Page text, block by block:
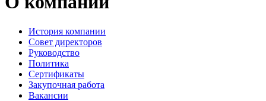
История компании
Совет директоров
Руководство
Политика
Сертификаты
Закупочная работа
Вакансии